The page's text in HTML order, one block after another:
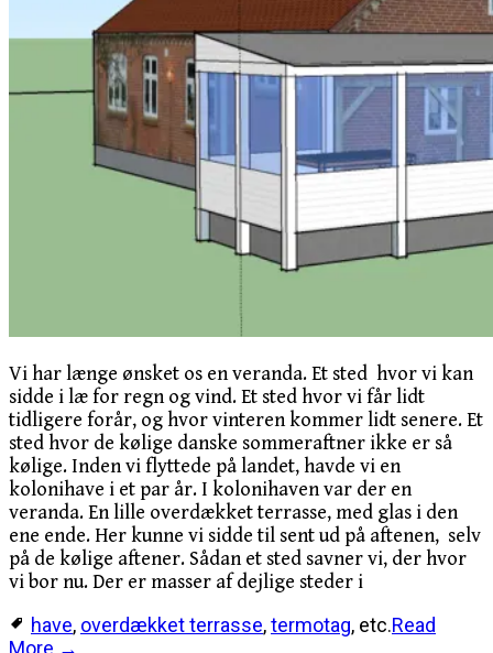
Vi har længe ønsket os en veranda. Et sted hvor vi kan
sidde i læ for regn og vind. Et sted hvor vi får lidt
tidligere forår, og hvor vinteren kommer lidt senere. Et
sted hvor de kølige danske sommeraftner ikke er så
kølige. Inden vi flyttede på landet, havde vi en
kolonihave i et par år. I kolonihaven var der en
veranda. En lille overdækket terrasse, med glas i den
ene ende. Her kunne vi sidde til sent ud på aftenen, selv
på de kølige aftener. Sådan et sted savner vi, der hvor
vi bor nu. Der er masser af dejlige steder i
have, overdækket terrasse,termotag, etc.Read
More →